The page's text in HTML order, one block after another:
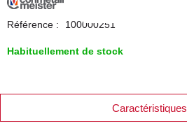
Référence : 100000251
Habituellement de stock
Caractéristiques